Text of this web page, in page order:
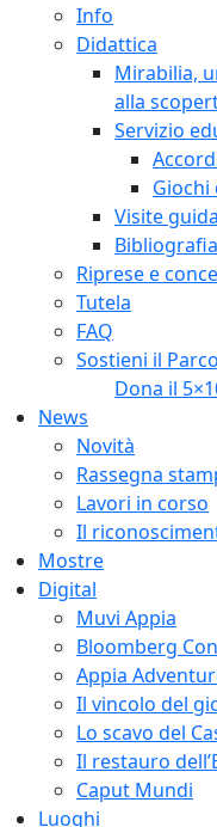
Info
Didattica
Mirabilia,
alla
Servizio
Giochi
Visite
Riprese e
Tutela
FAQ
Sostieni il Parco
Dona il
News
Novità
Rassegna
Lavori in corso
Il
Mostre
Digital
Muvi Appia
Bloomberg
Appia
Il vincolo del
Lo scavo del
Il restauro
Caput Mundi
Luoghi